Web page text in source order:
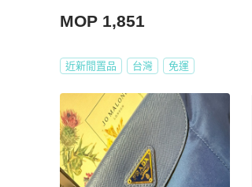
MOP 1,851
近新閒置品 台灣 免運